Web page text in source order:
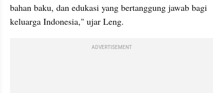
bahan baku, dan edukasi yang bertanggung jawab bagi
keluarga Indonesia," ujar Leng.
ADVERTISEMENT